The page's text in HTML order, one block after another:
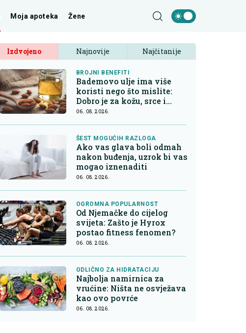
Moja apoteka Žene
Izdvojeno Najnovije Najčitanije
BROJNI BENEFITI
Bademovo ulje ima više
koristi nego što mislite:
Dobro je za kožu, srce i
kontrolu apetita
06. 08. 2026.
ŠEST MOGUĆIH RAZLOGA
Ako vas glava boli odmah
nakon buđenja, uzrok bi vas
mogao iznenaditi
06. 08. 2026.
OGROMNA POPULARNOST
Od Njemačke do cijelog
svijeta: Zašto je Hyrox
postao fitness fenomen?
06. 08. 2026.
ODLIČNO ZA HIDRATACIJU
Najbolja namirnica za
vrućine: Ništa ne osvježava
kao ovo povrće
06. 08. 2026.